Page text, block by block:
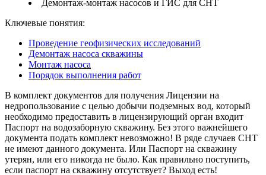
Демонтаж-монтаж насосов и ГИС для СНТ
Ключевые понятия:
Проведение геофизических исследований
Демонтаж насоса скважины
Монтаж насоса
Порядок выполнения работ
В комплект документов для получения Лицензии на
недропользование с целью добычи подземных вод, который
необходимо предоставить в лицензирующий орган входит
Паспорт на водозаборную скважину. Без этого важнейшего
документа подать комплект невозможно! В ряде случаев СНТ
не имеют данного документа. Или Паспорт на скважину
утерян, или его никогда не было. Как правильно поступить,
если паспорт на скважину отсутствует? Выход есть!